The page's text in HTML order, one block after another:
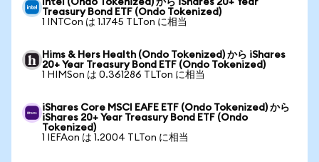
Intel (Ondo Tokenized) から iShares 20+ Year
Treasury Bond ETF (Ondo Tokenized)
1 INTCon は 1.1745 TLTon に相当
Hims & Hers Health (Ondo Tokenized) から iShares
20+ Year Treasury Bond ETF (Ondo Tokenized)
1 HIMSon は 0.361286 TLTon に相当
iShares Core MSCI EAFE ETF (Ondo Tokenized) から
iShares 20+ Year Treasury Bond ETF (Ondo
Tokenized)
1 IEFAon は 1.2004 TLTon に相当